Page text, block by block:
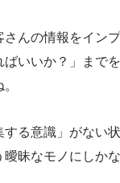
さんの情報をイン
ばいいか？」まで
する意識」がない
昧なモノにしかな